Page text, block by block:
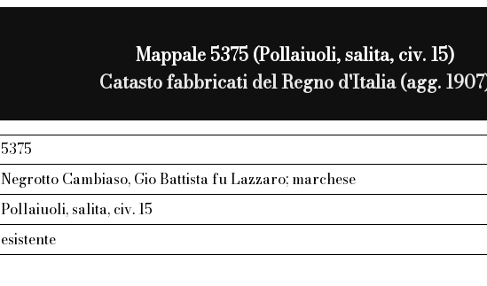
Mappale 5375 (Pollaiuoli, salita, civ. 15)
Catasto fabbricati del Regno d'Italia (agg.
5375
Negrotto Cambiaso, Gio Battista fu Lazzaro; marchese
Pollaiuoli, salita, civ. 15
esistente